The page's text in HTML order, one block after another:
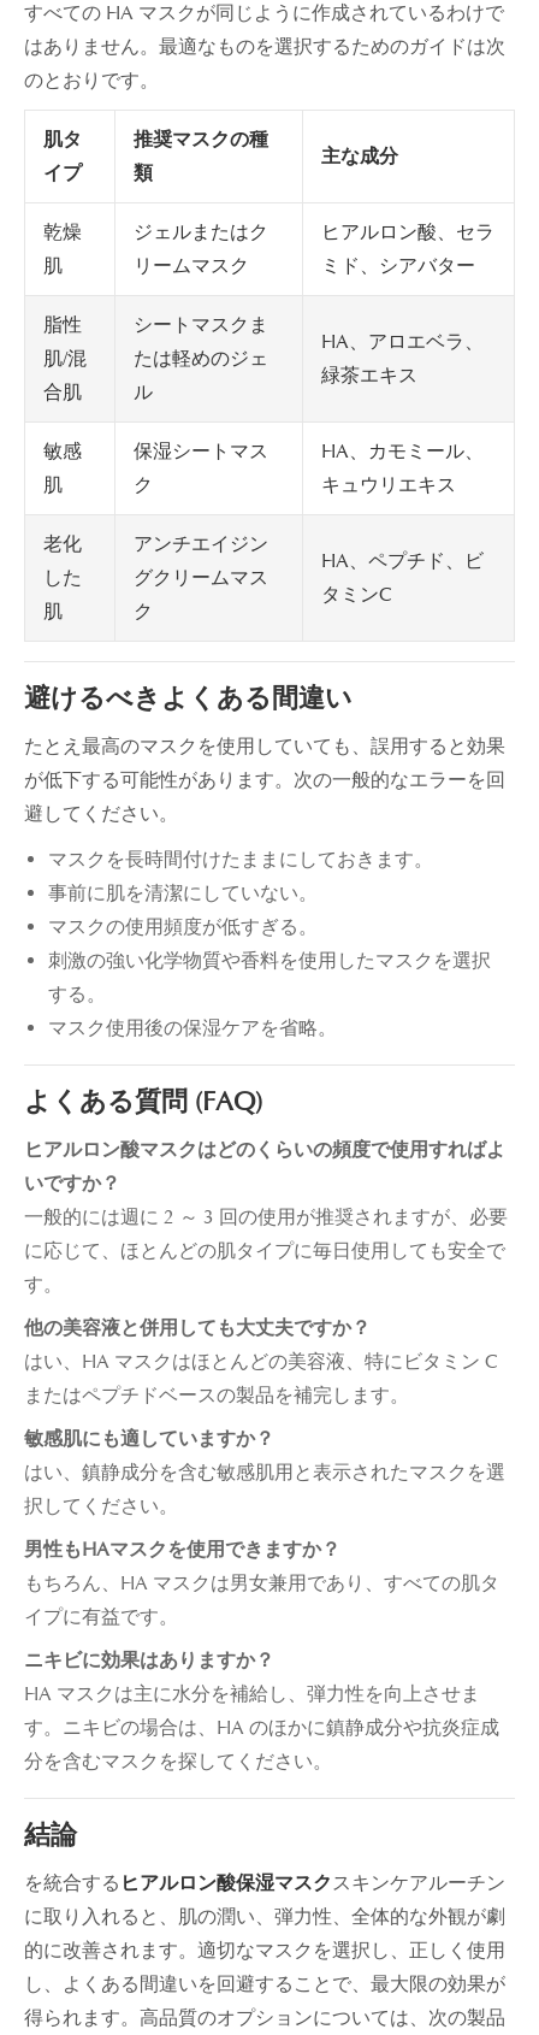
すべての HA マスクが同じように作成されているわけで
はありません。最適なものを選択するためのガイドは次
のとおりです。
肌タ
イプ
推奨マスクの種
類
主な成分
乾燥
肌
ジェルまたはク
リームマスク
ヒアルロン酸、セラ
ミド、シアバター
脂性
肌/混
合肌
シートマスクま
たは軽めのジェ
ル
HA、アロエベラ、
緑茶エキス
敏感
肌
保湿シートマス
ク
HA、カモミール、
キュウリエキス
老化
した
肌
アンチエイジン
グクリームマス
ク
HA、ペプチド、ビ
タミンC
避けるべきよくある間違い
たとえ最高のマスクを使用していても、誤用すると効果
が低下する可能性があります。次の一般的なエラーを回
避してください。
マスクを長時間付けたままにしておきます。
事前に肌を清潔にしていない。
マスクの使用頻度が低すぎる。
刺激の強い化学物質や香料を使用したマスクを選択
する。
マスク使用後の保湿ケアを省略。
よくある質問 (FAQ)
ヒアルロン酸マスクはどのくらいの頻度で使用すればよ
いですか？
一般的には週に 2 ～ 3 回の使用が推奨されますが、必要
に応じて、ほとんどの肌タイプに毎日使用しても安全で
す。
他の美容液と併用しても大丈夫ですか？
はい、HA マスクはほとんどの美容液、特にビタミン C
またはペプチドベースの製品を補完します。
敏感肌にも適していますか？
はい、鎮静成分を含む敏感肌用と表示されたマスクを選
択してください。
男性もHAマスクを使用できますか？
もちろん、HA マスクは男女兼用であり、すべての肌タ
イプに有益です。
ニキビに効果はありますか？
HA マスクは主に水分を補給し、弾力性を向上させま
す。ニキビの場合は、HA のほかに鎮静成分や抗炎症成
分を含むマスクを探してください。
結論
を統合する ヒアルロン酸保湿マスクスキンケアルーチン
に取り入れると、肌の潤い、弾力性、全体的な外観が劇
的に改善されます。適切なマスクを選択し、正しく使用
し、よくある間違いを回避することで、最大限の効果が
得られます。高品質のオプションについては、次の製品